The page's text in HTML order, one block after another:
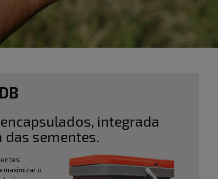
integrada
das sementes.
o